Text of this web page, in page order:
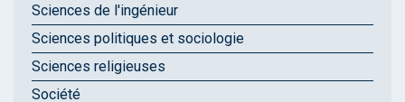
Sciences de l'ingénieur
Sciences politiques et sociologie
Sciences religieuses
Société